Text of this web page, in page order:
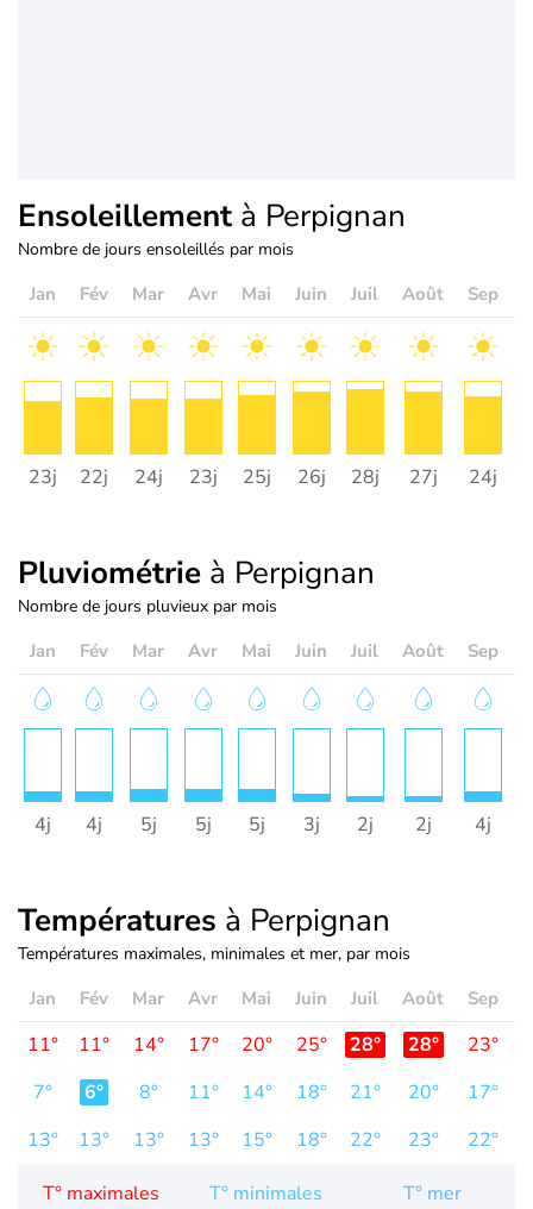
Ensoleillement à Perpignan
Nombre de jours ensoleillés par mois
Jan Fév Mar Avr Mai Juin Juil Août Sep
23j 22j 24j 23j 25j 26j 28j 27j 24j
Pluviométrie à Perpignan
Nombre de jours pluvieux par mois
Jan Fév Mar Avr Mai Juin Juil Août Sep
4j 4j 5j 5j 5j 3j 2j 2j 4j
Températures à Perpignan
Températures maximales, minimales et mer, par mois
Jan Fév Mar Avr Mai Juin Juil Août Sep
11° 11° 14° 17° 20° 25° 28° 28° 23°
7°
6° 8° 11° 14° 18° 21° 20° 17°
13°
13° 13° 13° 15° 18° 22° 23° 22°
T° maximales T° minimales T° mer